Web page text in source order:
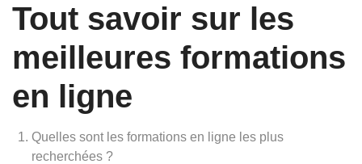
Tout savoir sur les
meilleures formations
en ligne
Quelles sont les formations en ligne les plus
recherchées ?